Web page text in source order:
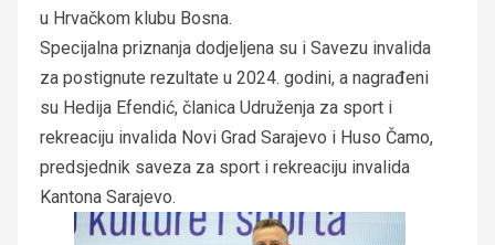
u Hrvačkom klubu Bosna.
Specijalna priznanja dodjeljena su i Savezu invalida
za postignute rezultate u 2024. godini, a nagrađeni
su Hedija Efendić, članica Udruženja za sport i
rekreaciju invalida Novi Grad Sarajevo i Huso Čamo,
predsjednik saveza za sport i rekreaciju invalida
Kantona Sarajevo.